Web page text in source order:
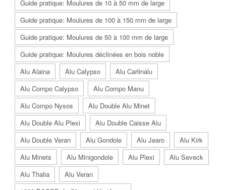
Guide pratique: Moulures de 10 à 50 mm de large
Guide pratique: Moulures de 100 à 150 mm de large
Guide pratique: Moulures de 50 à 100 mm de large
Guide pratique: Moulures déclinées en bois noble
Alu Alaina
Alu Calypso
Alu Carlinalu
Alu Compo Calypso
Alu Compo Manu
Alu Compo Nysos
Alu Double Alu Minet
Alu Double Alu Plexi
Alu Double Caisse Alu
Alu Double Veran
Alu Gondole Alu Jearo
Alu Kirk
Alu Minets
Alu Minigondole Alu Plexi
Alu Seveck
Alu Thalia
Alu Veran